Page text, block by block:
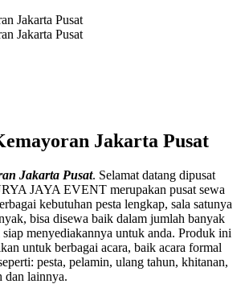
Jakarta Pusat
Jakarta Pusat
Jakarta Pusat
Jakarta Pusat. Selamat datang dipusat
JAYA EVENT merupakan pusat sewa
kebutuhan pesta lengkap, sala satunya
bisa disewa baik dalam jumlah banyak
menyediakannya untuk anda. Produk ini
untuk berbagai acara, baik acara formal
pesta, pelamin, ulang tahun, khitanan,
dan lainnya.